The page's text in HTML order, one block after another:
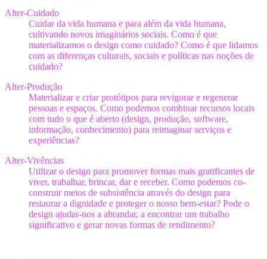
Alter-Cuidado
Cuidar da vida humana e para além da vida humana,
cultivando novos imaginários sociais. Como é que
materializamos o design como cuidado? Como é que lidamos
com as diferenças culturais, sociais e políticas nas noções de
cuidado?
Alter-Produção
Materializar e criar protótipos para revigorar e regenerar
pessoas e espaços. Como podemos combinar recursos locais
com tudo o que é aberto (design, produção, software,
informação, conhecimento) para reimaginar serviços e
experiências?
Alter-Vivências
Utilizar o design para promover formas mais gratificantes de
viver, trabalhar, brincar, dar e receber. Como podemos co-
construir meios de subsistência através do design para
restaurar a dignidade e proteger o nosso bem-estar? Pode o
design ajudar-nos a abrandar, a encontrar um trabalho
significativo e gerar novas formas de rendimento?